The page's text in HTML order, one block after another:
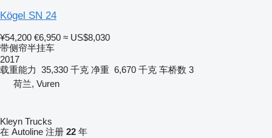
Kögel SN 24
¥54,200 €6,950 ≈ US$8,030
带侧帘半挂车
2017
载重能力 35,330 千克 净重 6,670 千克 车桥数 3
荷兰, Vuren
Kleyn Trucks
在 Autoline 注册 22 年